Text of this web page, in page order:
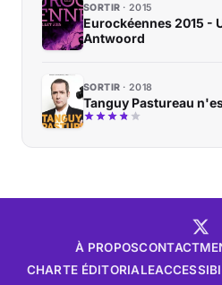
SORTIR 2015
Eurockéennes 2015 -
Antwoord
SORTIR 2018
Tanguy Pastureau
À PROPOSCONTACT
CHARTE ÉDITORIALE